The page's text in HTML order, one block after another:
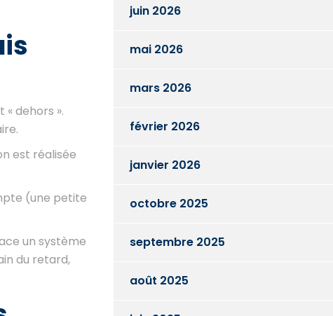
dehors ».
est réalisée
(une petite
un système
du retard,
juin 2026
mai 2026
mars 2026
février 2026
janvier 2026
octobre 2025
septembre 2025
août 2025